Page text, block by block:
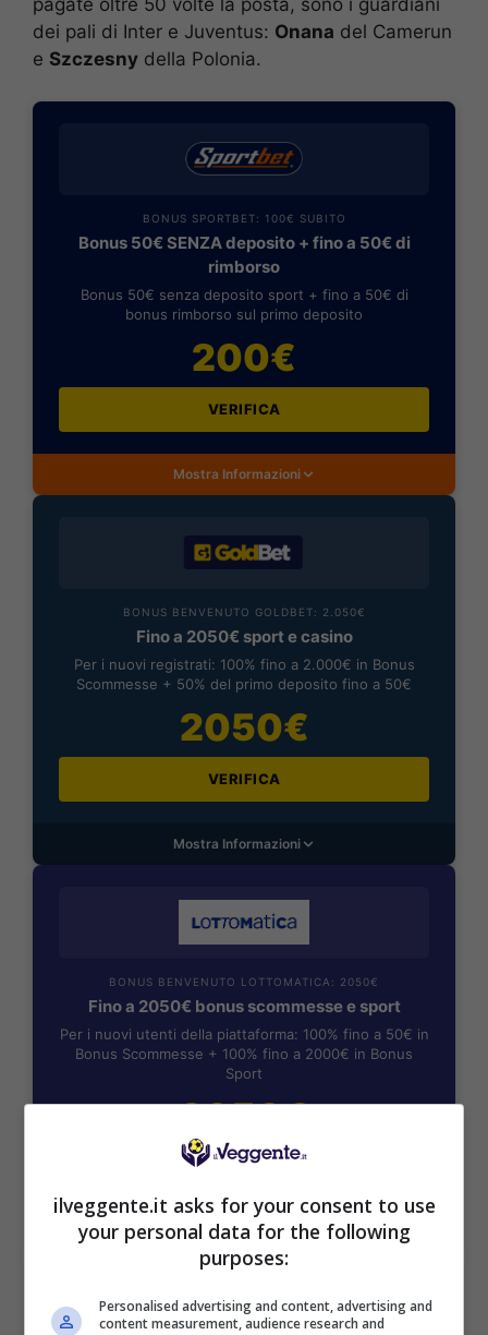
pagate oltre 50 volte la posta, sono i guardiani
dei pali di Inter e Juventus: Onana del Camerun
e Szczesny della Polonia.
BONUS SPORTBET: 100€ SUBITO
Bonus 50€ SENZA deposito + fino a 50€ di
rimborso
Bonus 50€ senza deposito sport + fino a 50€ di
bonus rimborso sul primo deposito
200€
VERIFICA
Mostra Informazioni
BONUS BENVENUTO GOLDBET: 2.050€
Fino a 2050€ sport e casino
Per i nuovi registrati: 100% fino a 2.000€ in Bonus
Scommesse + 50% del primo deposito fino a 50€
2050€
VERIFICA
Mostra Informazioni
BONUS BENVENUTO LOTTOMATICA: 2050€
Fino a 2050€ bonus scommesse e sport
Per i nuovi utenti della piattaforma: 100% fino a 50€ in
Bonus Scommesse + 100% fino a 2000€ in Bonus
Sport
2050€
VERIFICA
Mostra Informazioni
SNAI
ilveggente.it asks for your consent to use
your personal data for the following
purposes:
Personalised advertising and content, advertising and
content measurement, audience research and